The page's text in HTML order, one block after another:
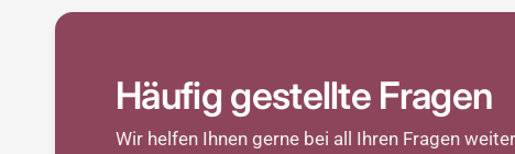
Häufig gestellte Fragen
Wir helfen Ihnen gerne bei all Ihren Fragen